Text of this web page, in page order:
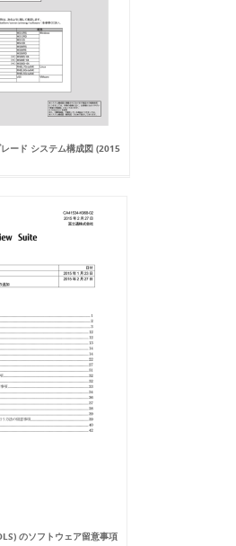
ード システム構成図 (2015
のソフトウェア留意事項